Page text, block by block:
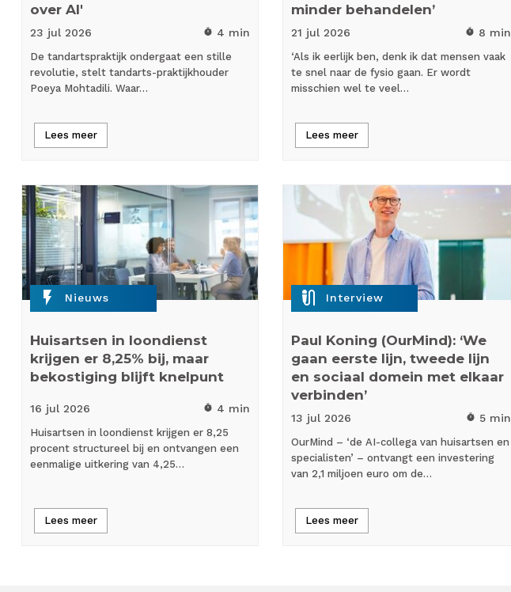
over AI'
23 jul 2026 timer 4 min
De tandartspraktijk ondergaat een stille
revolutie, stelt tandarts-praktijkhouder
Poeya Mohtadili. Waar…
Lees meer
minder behandelen’
21 jul 2026 timer 8 min
‘Als ik eerlijk ben, denk ik dat mensen vaak
te snel naar de fysio gaan. Er wordt
misschien wel te veel…
Lees meer
flash_on Nieuws
Huisartsen in loondienst
krijgen er 8,25% bij, maar
bekostiging blijft knelpunt
16 jul 2026 timer 4 min
Huisartsen in loondienst krijgen er 8,25
procent structureel bij en ontvangen een
eenmalige uitkering van 4,25…
Lees meer
mic_external_on Interview
Paul Koning (OurMind): ‘We
gaan eerste lijn, tweede lijn
en sociaal domein met elkaar
verbinden’
13 jul 2026 timer 5 min
OurMind – ‘de AI-collega van huisartsen en
specialisten’ – ontvangt een investering
van 2,1 miljoen euro om de…
Lees meer